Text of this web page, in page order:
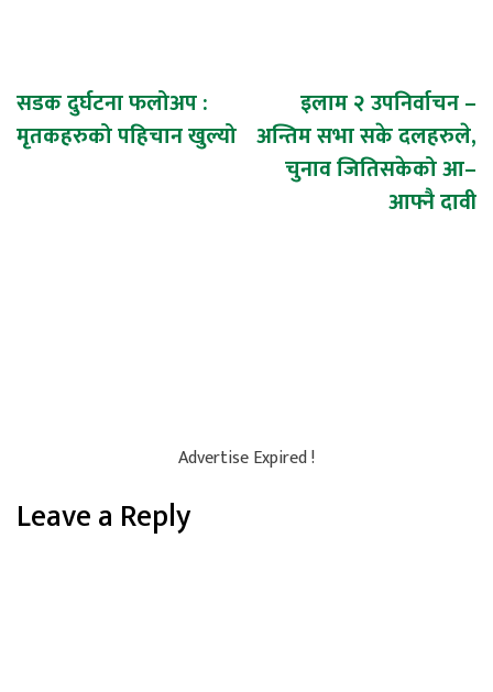
Post
navigation
सडक दुर्घटना फलोअप :
मृतकहरुको पहिचान खुल्यो
इलाम २ उपनिर्वाचन –
अन्तिम सभा सके दलहरुले,
चुनाव जितिसकेको आ–
आफ्नै दावी
Advertise Expired !
Leave a Reply